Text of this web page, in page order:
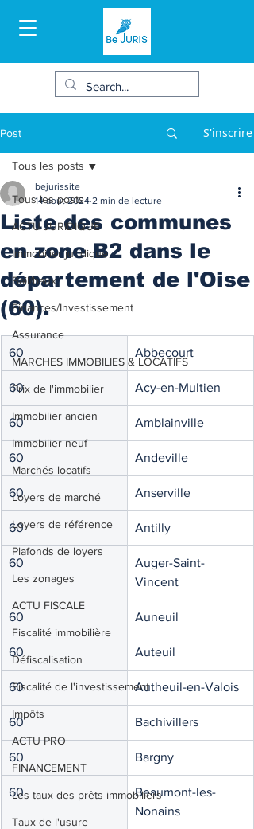
Post S'inscrire
Tous les posts
ACTU JURIDIQUE
Immobilier juridique
Bail/baux
Finances/Investissement
Assurance
MARCHES IMMOBILIES & LOCATIFS
Prix de l'immobilier
Immobilier ancien
Immobilier neuf
Marchés locatifs
Loyers de marché
Loyers de référence
Plafonds de loyers
Les zonages
ACTU FISCALE
Fiscalité immobilière
Défiscalisation
Fiscalité de l'investissement
Impôts
ACTU PRO
FINANCEMENT
Les taux des prêts immobiliers
Taux de l'usure
Tous les posts
Liste des communes
en zone B2 dans le
département de l'Oise
(60).
bejurissite
14 août 2024 2 min de lecture
60 Abbecourt
60 Acy-en-Multien
60 Amblainville
60 Andeville
60 Anserville
60 Antilly
60
Auger-Saint-
Vincent
60 Auneuil
60 Auteuil
60 Autheuil-en-Valois
60 Bachivillers
60 Bargny
60
Beaumont-les-
Nonains